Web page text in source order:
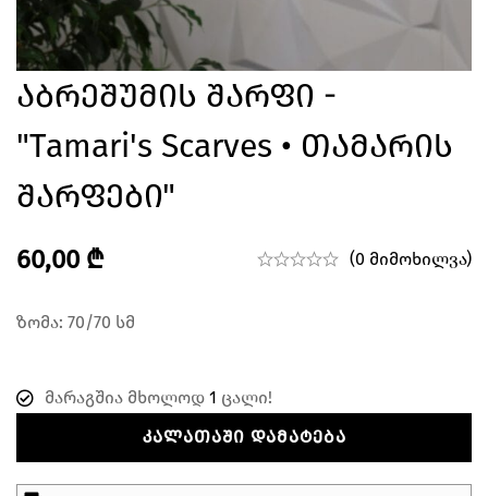
Აბრეშუმის Შარფი -
"Tamari's Scarves • Თამარის
Შარფები"
60,00 ₾ (0 მიმოხილვა)
ზომა: 70/70 სმ
მარაგშია მხოლოდ 1 ცალი!
ᲙᲐᲚᲐᲗᲐᲨᲘ ᲓᲐᲛᲐᲢᲔᲑᲐ